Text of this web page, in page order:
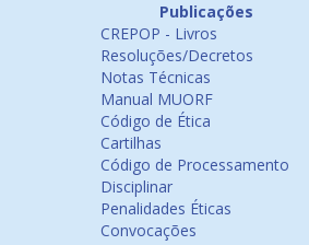
Publicações
CREPOP - Livros
Resoluções/Decretos
Notas Técnicas
Manual MUORF
Código de Ética
Cartilhas
Código de Processamento
Disciplinar
Penalidades Éticas
Convocações